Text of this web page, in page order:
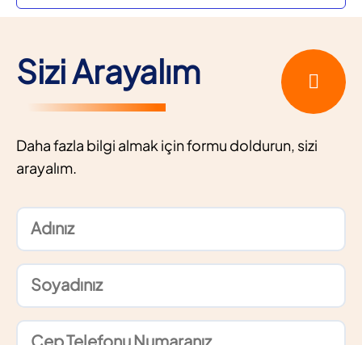
Sizi Arayalım
Daha fazla bilgi almak için formu doldurun, sizi
arayalım.